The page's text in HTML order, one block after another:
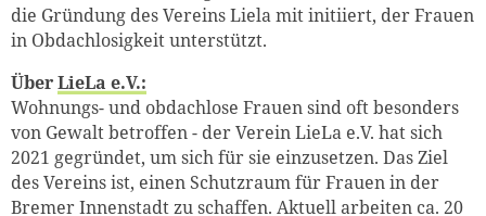
die Gründung des Vereins Liela mit initiiert, der Frauen
in Obdachlosigkeit unterstützt.
ÜberLieLa e.V.:
Wohnungs- und obdachlose Frauen sind oft besonders
von Gewalt betroffen - der Verein LieLa e.V. hat sich
2021 gegründet, um sich für sie einzusetzen. Das Ziel
des Vereins ist, einen Schutzraum für Frauen in der
Bremer Innenstadt zu schaffen. Aktuell arbeiten ca. 20